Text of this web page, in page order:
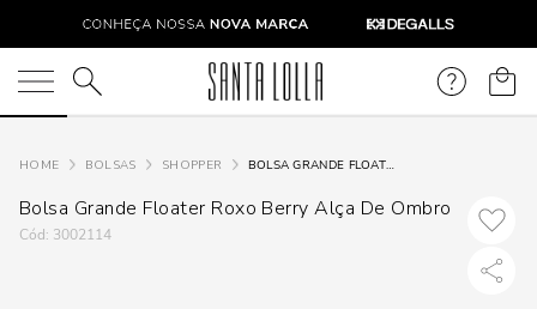
O que você está procurando?
BOLSAS SHOPPER BOLSA GRANDE FLOATER ROXO BERRY ALÇA DE OMBRO
Bolsa Grande Floater Roxo Berry Alça De Ombro
: 3002114